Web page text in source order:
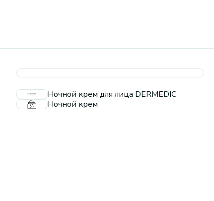
Ночной крем для лица DERMEDIC
Ночной крем